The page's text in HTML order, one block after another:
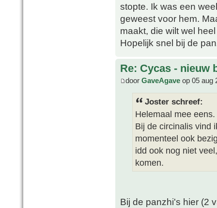
stopte. Ik was een
geweest voor hem.
maakt, die wilt wel
Hopelijk snel bij de
Re: Cycas - nieuw
door GaveAgave op 05 aug
Joster schreef:
Helemaal mee
Bij de circinalis vind
momenteel ook
idd ook nog niet
komen.
Bij de panzhi's hier (2